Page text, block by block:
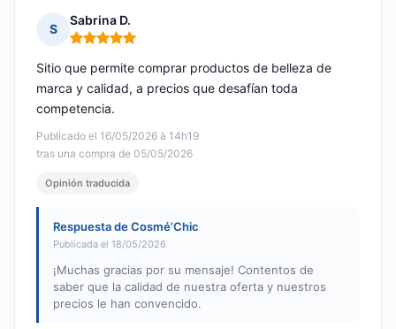
S
Sabrina D.
Nota: 5 de 5
Publicado el 16/05/2026 à 14h19
tras una compra de 05/05/2026
Sitio que permite comprar productos de belleza de
marca y calidad, a precios que desafían toda
competencia.
Opinión traducida
Respuesta de Cosmé’Chic
Publicada el 18/05/2026
¡Muchas gracias por su mensaje! Contentos de
saber que la calidad de nuestra oferta y nuestros
precios le han convencido.